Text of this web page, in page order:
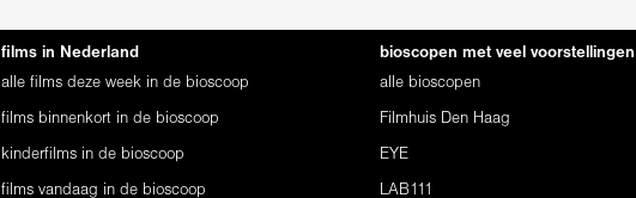
films in Nederland
alle films deze week in de bioscoop
films binnenkort in de bioscoop
kinderfilms in de bioscoop
films vandaag in de bioscoop
bioscopen met veel voorstellingen
alle bioscopen
Filmhuis Den Haag
EYE
LAB111